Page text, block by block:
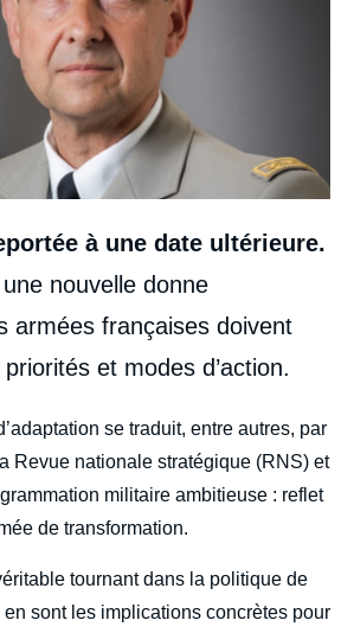
à une date ultérieure.
nouvelle donne
armées françaises doivent
et modes d’action.
se traduit, entre autres, par
Revue nationale stratégique (RNS) et
militaire ambitieuse : reflet
de transformation.
tournant dans la politique de
sont les implications concrètes pour